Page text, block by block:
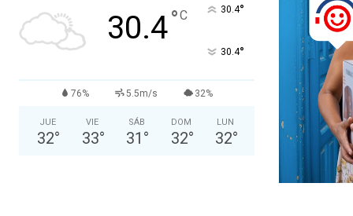
30.4°C 30.4°
30.4°
76% 5.5m/s 32%
JUE
32°
VIE
33°
SÁB
31 °
DOM
32°
LUN
32°